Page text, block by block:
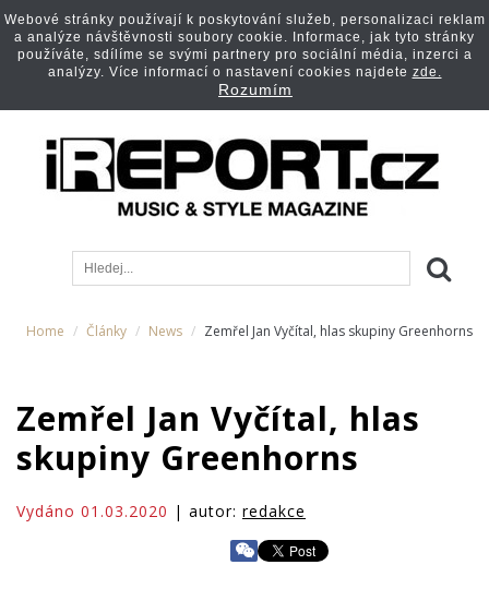
Home Články News Zemřel Jan Vyčítal, hlas skupiny Greenhorns
Zemřel Jan Vyčítal, hlas
skupiny Greenhorns
Vydáno 01.03.2020 | autor: redakce
Webové stránky používají k poskytování služeb, personalizaci reklam
a analýze návštěvnosti soubory cookie. Informace, jak tyto stránky
používáte, sdílíme se svými partnery pro sociální média, inzerci a
analýzy. Více informací o nastavení cookies najdete zde.
Rozumím